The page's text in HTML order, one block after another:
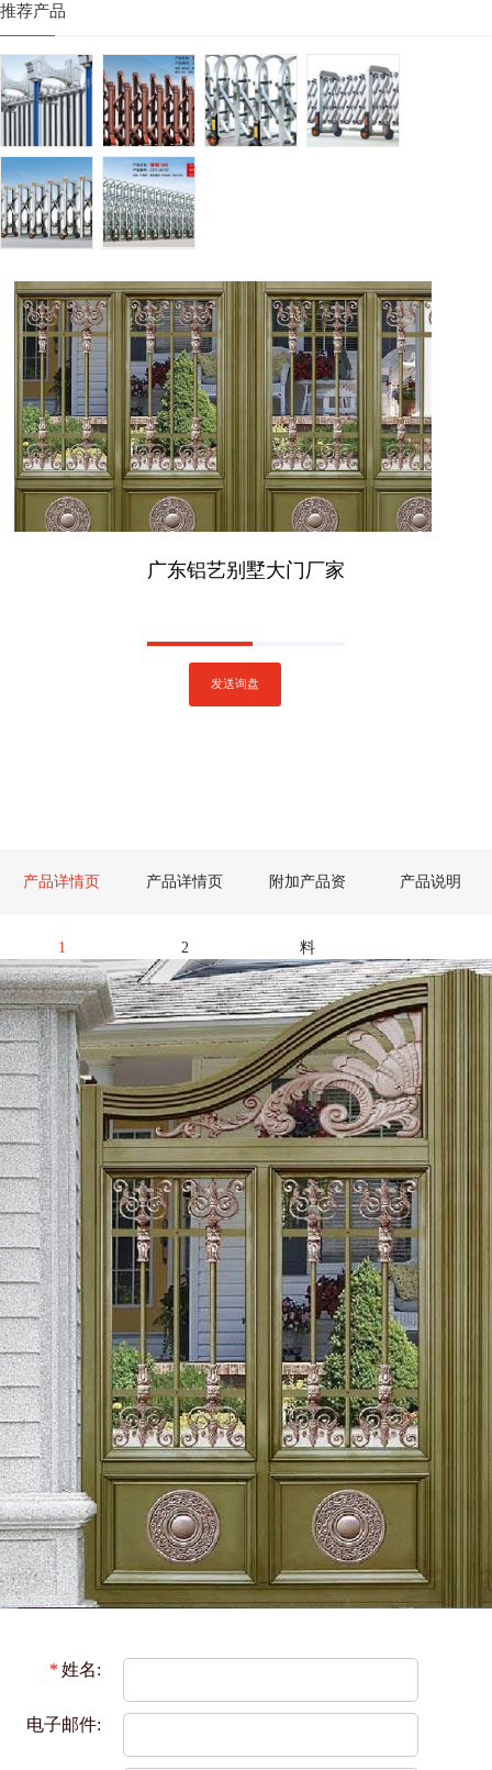
广东铝艺别墅大门厂家
发送询盘
产品详情页
1
产品详情页
2
附加产品资
料
产品说明
* 姓名:
电子邮件:
推荐产品